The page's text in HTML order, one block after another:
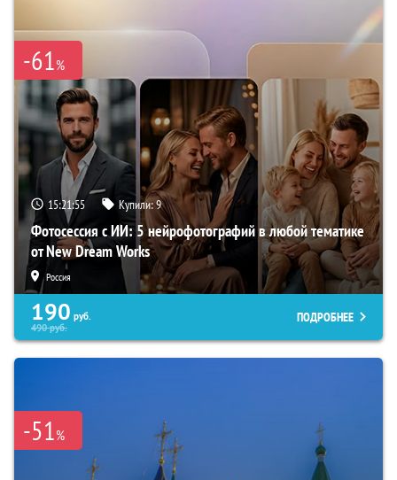
-61%
15:21:54 Купили:9
Фотосессия с ИИ: 5 нейрофотографий в любой тематике
от New Dream Works
Россия
190 руб.
490руб.
ПОДРОБНЕЕ
-51%